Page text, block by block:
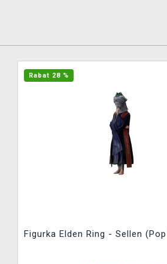
Rabat 28 %
Figurka Elden Ring - Sellen